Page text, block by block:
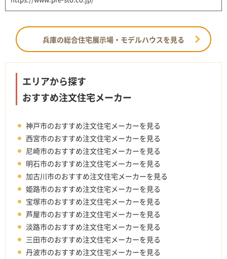
兵庫の総合住宅展示場・モデルハウスを見る
エリアから探す
おすすめ注文住宅メーカー
神戸市のおすすめ注文住宅メーカーを見る
西宮市のおすすめ注文住宅メーカーを見る
尼崎市のおすすめ注文住宅メーカーを見る
明石市のおすすめ注文住宅メーカーを見る
加古川市のおすすめ注文住宅メーカーを見る
姫路市のおすすめ注文住宅メーカーを見る
宝塚市のおすすめ注文住宅メーカーを見る
芦屋市のおすすめ注文住宅メーカーを見る
淡路市のおすすめ注文住宅メーカーを見る
三田市のおすすめ注文住宅メーカーを見る
丹波市のおすすめ注文住宅メーカーを見る